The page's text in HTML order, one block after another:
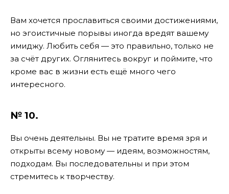
Вам хочется прославиться своими достижениями,
но эгоистичные порывы иногда вредят вашему
имиджу. Любить себя — это правильно, только не
за счёт других. Оглянитесь вокруг и поймите, что
кроме вас в жизни есть ещё много чего
интересного.
№ 10.
Вы очень деятельны. Вы не тратите время зря и
открыты всему новому — идеям, возможностям,
подходам. Вы последовательны и при этом
стремитесь к творчеству.